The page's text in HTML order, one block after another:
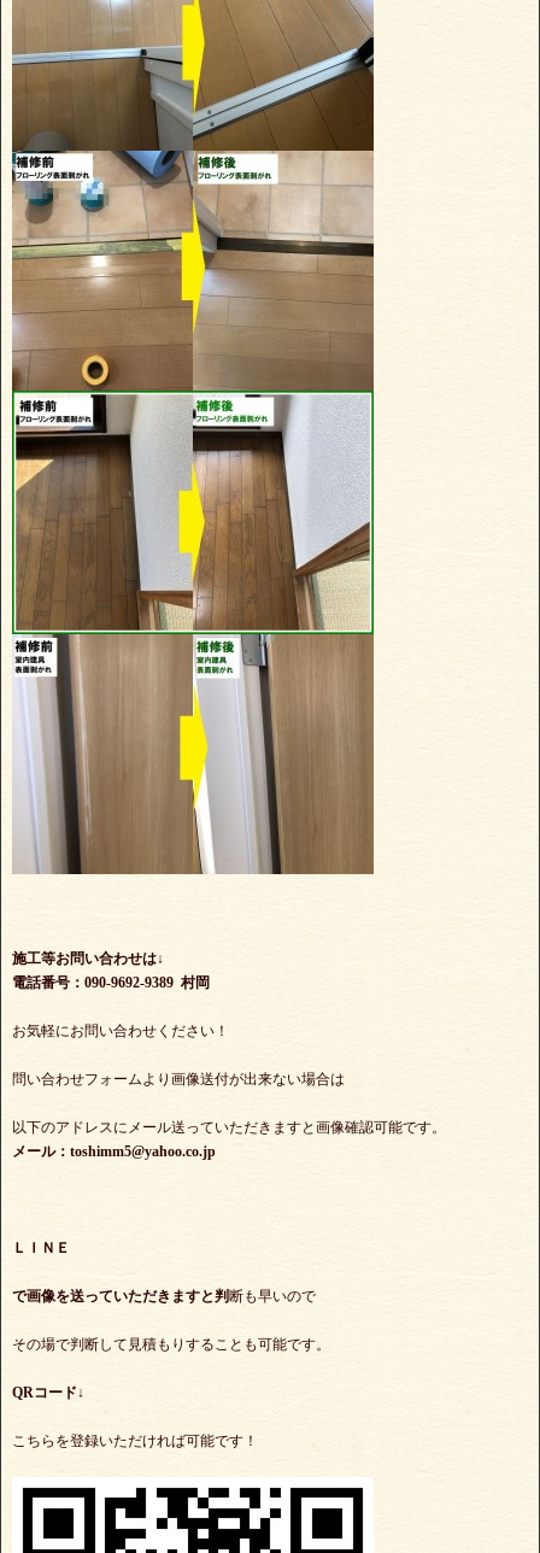
施工等お問い合わせは↓
電話番号：090-9692-9389 村岡
お気軽にお問い合わせください！
問い合わせフォームより画像送付が出来ない場合は
以下のアドレスにメール送っていただきますと画像確認可能です。
メール：toshimm5@yahoo.co.jp
ＬＩＮＥ
で画像を送っていただきますと判 断も早いので
その場で判断して見積もりすることも可能です。
QRコード↓
こちらを登録いただければ可能です！